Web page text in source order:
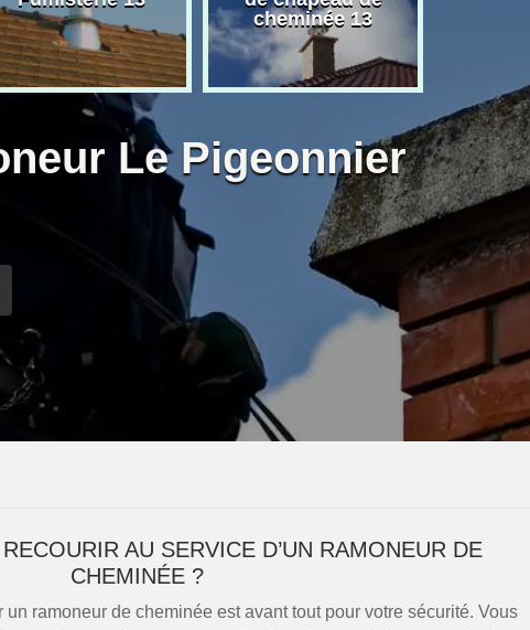
cheminée 13
Le Pigeonnier
AU SERVICE D’UN RAMONEUR DE
CHEMINÉE ?
un ramoneur de cheminée est avant tout pour votre sécurité. Vous